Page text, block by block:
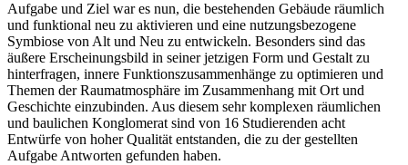
Aufgabe und Ziel war es nun, die bestehenden Gebäude räumlich
und funktional neu zu aktivieren und eine nutzungsbezogene
Symbiose von Alt und Neu zu entwickeln. Besonders sind das
äußere Erscheinungsbild in seiner jetzigen Form und Gestalt zu
hinterfragen, innere Funktionszusammenhänge zu optimieren und
Themen der Raumatmosphäre im Zusammenhang mit Ort und
Geschichte einzubinden. Aus diesem sehr komplexen räumlichen
und baulichen Konglomerat sind von 16 Studierenden acht
Entwürfe von hoher Qualität entstanden, die zu der gestellten
Aufgabe Antworten gefunden haben.